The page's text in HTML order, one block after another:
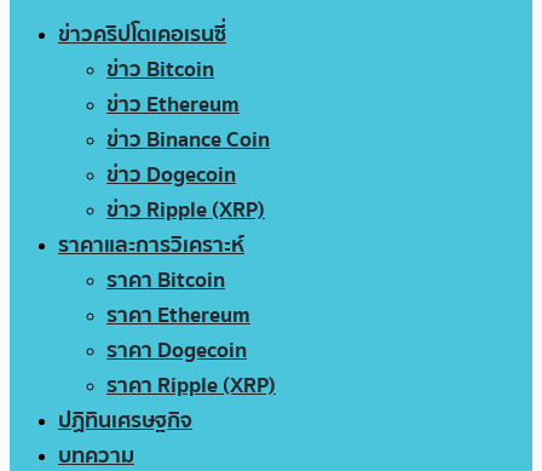
ข่าวคริปโตเคอเรนซี่
ข่าว Bitcoin
ข่าว Ethereum
ข่าว Binance Coin
ข่าว Dogecoin
ข่าว Ripple (XRP)
ราคาและการวิเคราะห์
ราคา Bitcoin
ราคา Ethereum
ราคา Dogecoin
ราคา Ripple (XRP)
ปฏิทินเศรษฐกิจ
บทความ